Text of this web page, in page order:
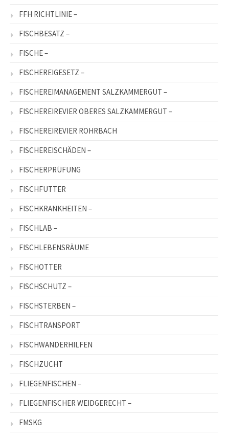
FFH RICHTLINIE –
FISCHBESATZ –
FISCHE –
FISCHEREIGESETZ –
FISCHEREIMANAGEMENT SALZKAMMERGUT –
FISCHEREIREVIER OBERES SALZKAMMERGUT –
FISCHEREIREVIER ROHRBACH
FISCHEREISCHÄDEN –
FISCHERPRÜFUNG
FISCHFUTTER
FISCHKRANKHEITEN –
FISCHLAB –
FISCHLEBENSRÄUME
FISCHOTTER
FISCHSCHUTZ –
FISCHSTERBEN –
FISCHTRANSPORT
FISCHWANDERHILFEN
FISCHZUCHT
FLIEGENFISCHEN –
FLIEGENFISCHER WEIDGERECHT –
FMSKG